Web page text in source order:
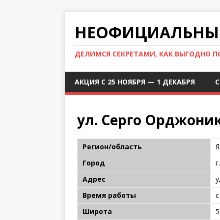
ДЕЛИМСЯ СЕКРЕТАМИ, КАК ВЫГОДНО
АКЦИЯ С 25 НОЯБРЯ — 1 ДЕКАБРЯ
ул. Серго
Регион/область
Город
Адрес
Время работы
Широта